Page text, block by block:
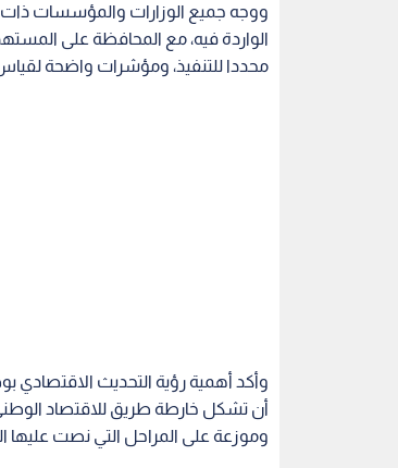
ووجه جميع الوزارات والمؤسسات ذات
الواردة فيه، مع المحافظة على
محددا للتنفيذ، ومؤشرات واضحة لقياس
وأكد أهمية رؤية التحديث
أن تشكل خارطة طريق للاقتصاد
وموزعة على المراحل التي نصت عليها